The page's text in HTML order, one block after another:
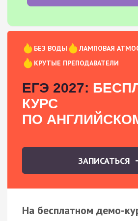
БЕЗ ВОДЫ
ЛАМПОВАЯ
КРУТЫЕ ПРЕПОДАВАТЕЛИ
ЕГЭ 2027:
КУРС
ПО
ЗАПИСАТЬСЯ
На бесплатном демо-